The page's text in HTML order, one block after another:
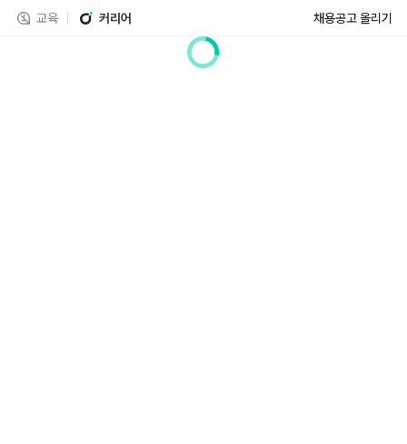
교육 커리어 채용공고 올리기